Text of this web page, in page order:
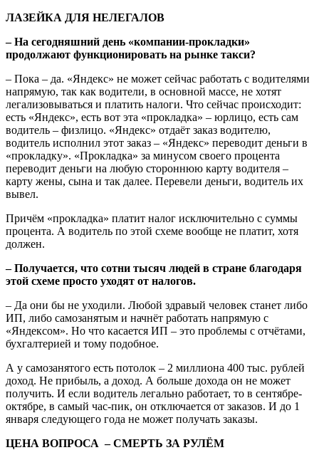
ЛАЗЕЙКА ДЛЯ НЕЛЕГАЛОВ
– На сегодняшний день «компании-прокладки»
продолжают функционировать на рынке такси?
– Пока – да. «Яндекс» не может сейчас работать с водителями
напрямую, так как водители, в основной массе, не хотят
легализовываться и платить налоги. Что сейчас происходит:
есть «Яндекс», есть вот эта «прокладка» – юрлицо, есть сам
водитель – физлицо. «Яндекс» отдаёт заказ водителю,
водитель исполнил этот заказ – «Яндекс» переводит деньги в
«прокладку». «Прокладка» за минусом своего процента
переводит деньги на любую стороннюю карту водителя –
карту жены, сына и так далее. Перевели деньги, водитель их
вывел.
Причём «прокладка» платит налог исключительно с суммы
процента. А водитель по этой схеме вообще не платит, хотя
должен.
– Получается, что сотни тысяч людей в стране благодаря
этой схеме просто уходят от налогов.
– Да они бы не уходили. Любой здравый человек станет либо
ИП, либо самозанятым и начнёт работать напрямую с
«Яндексом». Но что касается ИП – это проблемы с отчётами,
бухгалтерией и тому подобное.
А у самозанятого есть потолок – 2 миллиона 400 тыс. рублей
доход. Не прибыль, а доход. А больше дохода он не может
получить. И если водитель легально работает, то в сентябре-
октябре, в самый час-пик, он отключается от заказов. И до 1
января следующего года не может получать заказы.
ЦЕНА ВОПРОСА – СМЕРТЬ ЗА РУЛЁМ